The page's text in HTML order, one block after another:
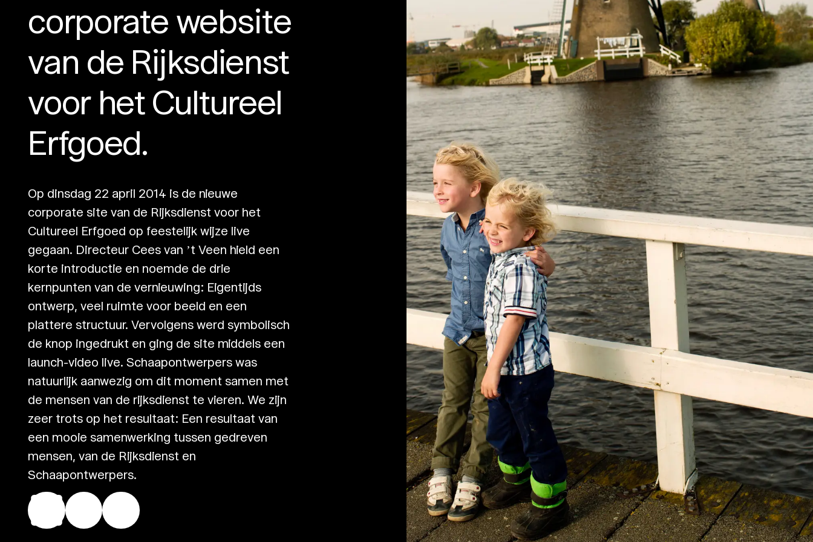
corporate website
van de Rijksdienst
voor het Cultureel
Erfgoed.
Op dinsdag 22 april 2014 is de nieuwe
corporate site van de Rijksdienst voor het
Cultureel Erfgoed op feestelijk wijze live
gegaan. Directeur Cees van ’t Veen hield een
korte introductie en noemde de drie
kernpunten van de vernieuwing: Eigentijds
ontwerp, veel ruimte voor beeld en een
plattere structuur. Vervolgens werd symbolisch
de knop ingedrukt en ging de site middels een
launch-video live. Schaapontwerpers was
natuurlijk aanwezig om dit moment samen met
de mensen van de rijksdienst te vieren. We zijn
zeer trots op het resultaat: Een resultaat van
een mooie samenwerking tussen gedreven
mensen, van de Rijksdienst en
Schaapontwerpers.